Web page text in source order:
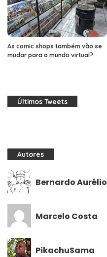
As comic shops também vão se
mudar para o mundo virtual?
Últimos Tweets
Autores
Bernardo Aurélio
Marcelo Costa
PikachuSama